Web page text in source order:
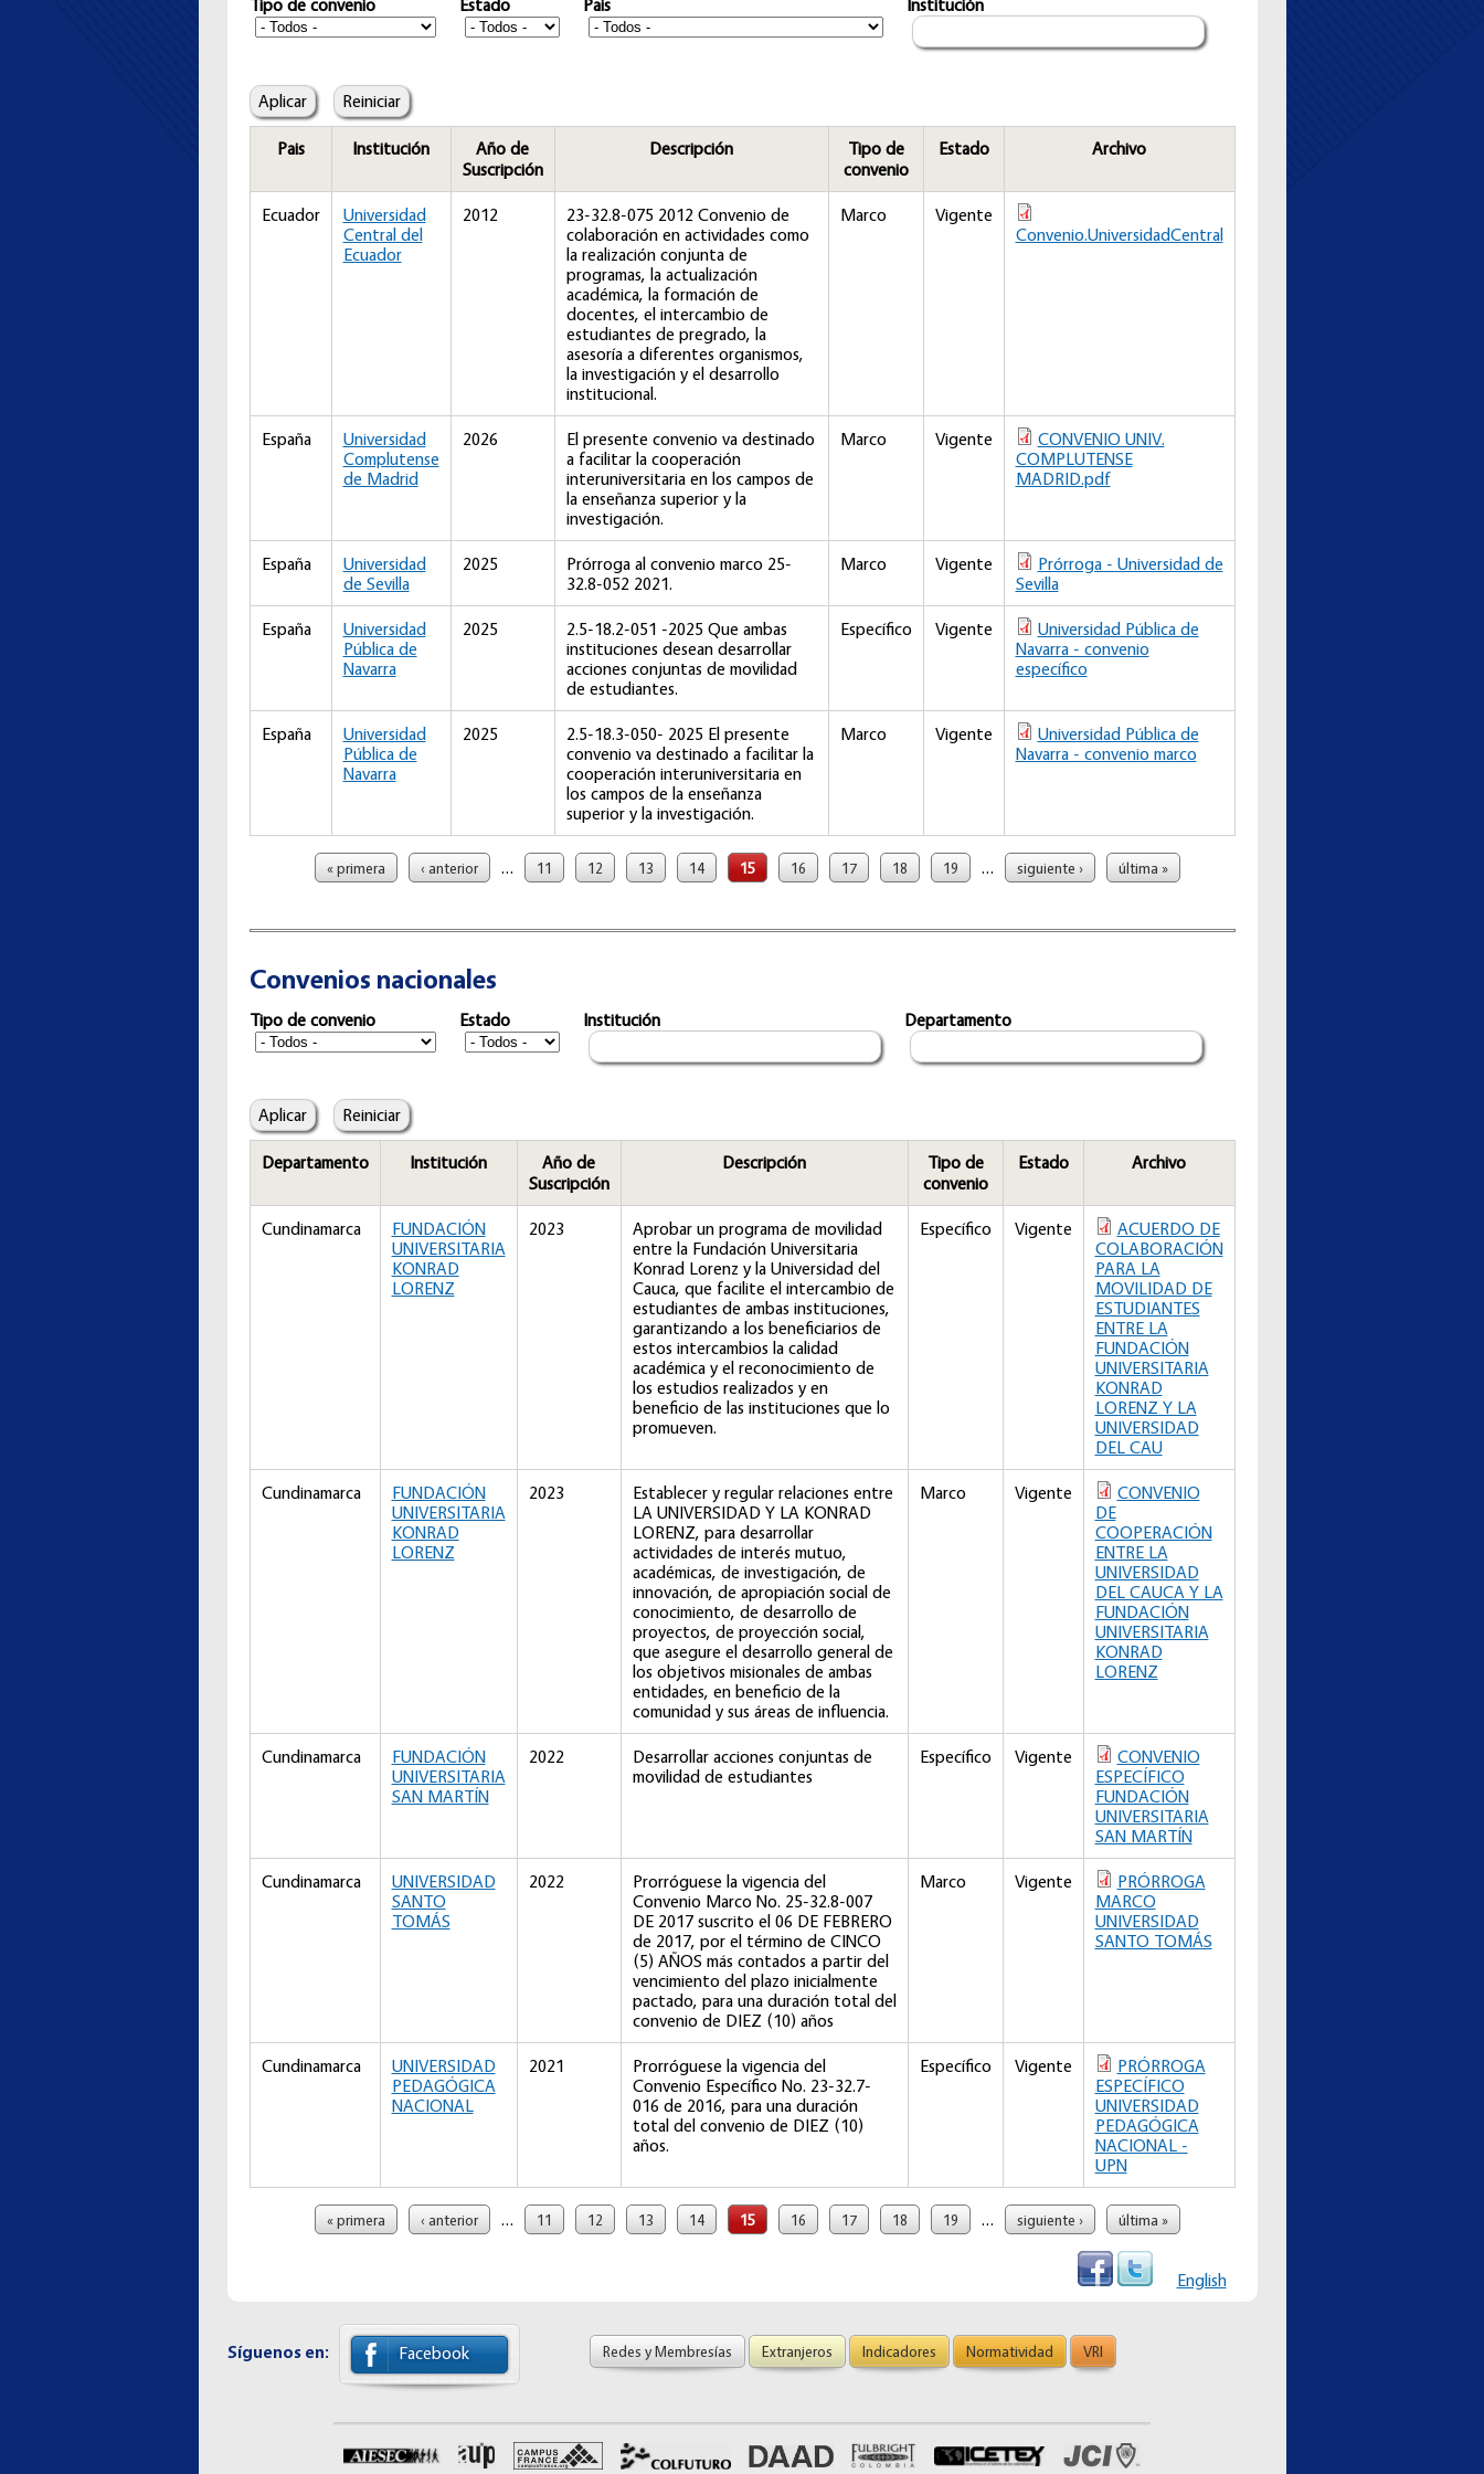
Tipo de convenio Estado Pais Institución
Pais Institución
Año de
Suscripción
Descripción
Tipo de
convenio
Estado Archivo
Ecuador
Universidad
Central del
Ecuador
2012
23-32.8-075 2012 Convenio de
colaboración en actividades como
la realización conjunta de
programas, la actualización
académica, la formación de
docentes, el intercambio de
estudiantes de pregrado, la
asesoría a diferentes organismos,
la investigación y el desarrollo
institucional.
Marco
Vigente
Convenio.UniversidadCentral
España
Universidad
Complutense
de Madrid
2026
El presente convenio va destinado
a facilitar la cooperación
interuniversitaria en los campos de
la enseñanza superior y la
investigación.
Marco Vigente
CONVENIO UNIV.
COMPLUTENSE
MADRID.pdf
España
Universidad
de Sevilla
2025
Prórroga al convenio marco 25-
32.8-052 2021.
Marco Vigente
Prórroga - Universidad de
Sevilla
España
Universidad
Pública de
Navarra
2025
2.5-18.2-051 -2025 Que ambas
instituciones desean desarrollar
acciones conjuntas de movilidad
de estudiantes.
Específico Vigente
Universidad Pública de
Navarra - convenio
específico
España
Universidad
Pública de
Navarra
2025
2.5-18.3-050- 2025 El presente
convenio va destinado a facilitar la
cooperación interuniversitaria en
los campos de la enseñanza
superior y la investigación.
Marco Vigente
Universidad Pública de
Navarra - convenio marco
Páginas« primera ‹ anterior … 11 12 13 14 15 16 17 18 19 … siguiente › última »
Convenios nacionales
Tipo de convenio Estado Institución Departamento
Departamento Institución
Año de
Suscripción
Descripción
Tipo de
convenio
Estado Archivo
Cundinamarca
FUNDACIÓN
UNIVERSITARIA
KONRAD
LORENZ
2023
Aprobar un programa de movilidad
entre la Fundación Universitaria
Konrad Lorenz y la Universidad del
Cauca, que facilite el intercambio de
estudiantes de ambas instituciones,
garantizando a los beneficiarios de
estos intercambios la calidad
académica y el reconocimiento de
los estudios realizados y en
beneficio de las instituciones que lo
promueven.
Específico Vigente
ACUERDO DE
COLABORACIÓN
PARA LA
MOVILIDAD DE
ESTUDIANTES
ENTRE LA
FUNDACIÓN
UNIVERSITARIA
KONRAD
LORENZ Y LA
UNIVERSIDAD
DEL CAU
Cundinamarca
FUNDACIÓN
UNIVERSITARIA
KONRAD
LORENZ
2023
Establecer y regular relaciones entre
LA UNIVERSIDAD Y LA KONRAD
LORENZ, para desarrollar
actividades de interés mutuo,
académicas, de investigación, de
innovación, de apropiación social de
conocimiento, de desarrollo de
proyectos, de proyección social,
que asegure el desarrollo general de
los objetivos misionales de ambas
entidades, en beneficio de la
comunidad y sus áreas de influencia.
Marco Vigente
CONVENIO
DE
COOPERACIÓN
ENTRE LA
UNIVERSIDAD
DEL CAUCA Y LA
FUNDACIÓN
UNIVERSITARIA
KONRAD
LORENZ
Cundinamarca
FUNDACIÓN
UNIVERSITARIA
SAN MARTÍN
2022
Desarrollar acciones conjuntas de
movilidad de estudiantes
Específico Vigente
CONVENIO
ESPECÍFICO
FUNDACIÓN
UNIVERSITARIA
SAN MARTÍN
Cundinamarca
UNIVERSIDAD
SANTO
TOMÁS
2022
Prorróguese la vigencia del
Convenio Marco No. 25-32.8-007
DE 2017 suscrito el 06 DE FEBRERO
de 2017, por el término de CINCO
(5) AÑOS más contados a partir del
vencimiento del plazo inicialmente
pactado, para una duración total del
convenio de DIEZ (10) años
Marco Vigente
PRÓRROGA
MARCO
UNIVERSIDAD
SANTO TOMÁS
Cundinamarca
UNIVERSIDAD
PEDAGÓGICA
NACIONAL
2021
Prorróguese la vigencia del
Convenio Específico No. 23-32.7-
016 de 2016, para una duración
total del convenio de DIEZ (10)
años.
Específico Vigente
PRÓRROGA
ESPECÍFICO
UNIVERSIDAD
PEDAGÓGICA
NACIONAL -
UPN
Páginas« primera ‹ anterior … 11 12 13 14 15 16 17 18 19 … siguiente › última »
English
Síguenos en: Facebook Redes y Membresías Extranjeros Indicadores Normatividad VRI